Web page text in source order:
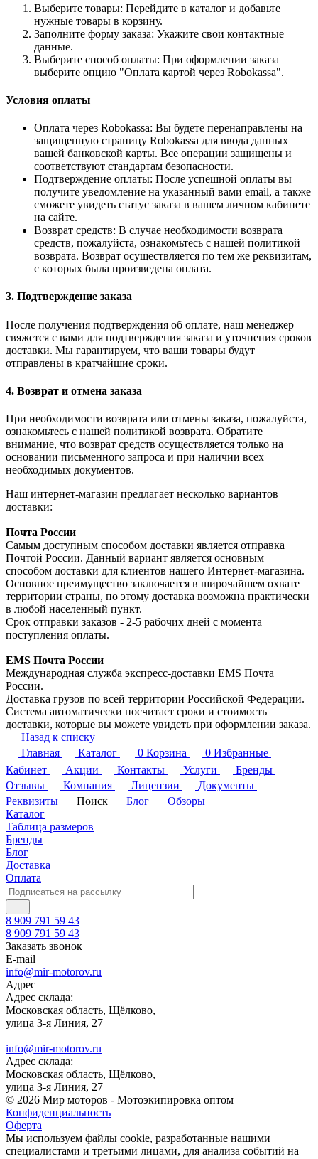
Выберите товары: Перейдите в каталог и добавьте
нужные товары в корзину.
Заполните форму заказа: Укажите свои контактные
данные.
Выберите способ оплаты: При оформлении заказа
выберите опцию "Оплата картой через Robokassa".
Условия оплаты
Оплата через Robokassa: Вы будете перенаправлены на
защищенную страницу Robokassa для ввода данных
вашей банковской карты. Все операции защищены и
соответствуют стандартам безопасности.
Подтверждение оплаты: После успешной оплаты вы
получите уведомление на указанный вами email, а также
сможете увидеть статус заказа в вашем личном кабинете
на сайте.
Возврат средств: В случае необходимости возврата
средств, пожалуйста, ознакомьтесь с нашей политикой
возврата. Возврат осуществляется по тем же реквизитам,
с которых была произведена оплата.
3. Подтверждение заказа
После получения подтверждения об оплате, наш менеджер
свяжется с вами для подтверждения заказа и уточнения сроков
доставки. Мы гарантируем, что ваши товары будут
отправлены в кратчайшие сроки.
4. Возврат и отмена заказа
При необходимости возврата или отмены заказа, пожалуйста,
ознакомьтесь с нашей политикой возврата. Обратите
внимание, что возврат средств осуществляется только на
основании письменного запроса и при наличии всех
необходимых документов.
Наш интернет-магазин предлагает несколько вариантов
доставки:
Почта России
Самым доступным способом доставки является отправка
Почтой России. Данный вариант является основным
способом доставки для клиентов нашего Интернет-магазина.
Основное преимущество заключается в широчайшем охвате
территории страны, по этому доставка возможна практически
в любой населенный пункт.
Срок отправки заказов - 2-5 рабочих дней с момента
поступления оплаты.
EMS Почта России
Международная служба экспресс-доставки EMS Почта
России.
Доставка грузов по всей территории Российской Федерации.
Система автоматически посчитает сроки и стоимость
доставки, которые вы можете увидеть при оформлении заказа.
Назад к списку
Главная
Каталог 0 Корзина 0 Избранные
Кабинет
Акции Контакты Услуги
Бренды
Отзывы
Компания Лицензии
Документы
Реквизиты
Поиск Блог
Обзоры
Каталог
Таблица размеров
Бренды
Блог
Доставка
Оплата
8 909 791 59 43
8 909 791 59 43
Заказать звонок
E-mail
info@mir-motorov.ru
Адрес
Адрес склада:
Московская область, Щёлково,
улица 3-я Линия, 27
info@mir-motorov.ru
Адрес склада:
Московская область, Щёлково,
улица 3-я Линия, 27
© 2026 Мир моторов - Мотоэкипировка оптом
Конфиденциальность
Оферта
Мы используем файлы cookie, разработанные нашими
специалистами и третьими лицами, для анализа событий на